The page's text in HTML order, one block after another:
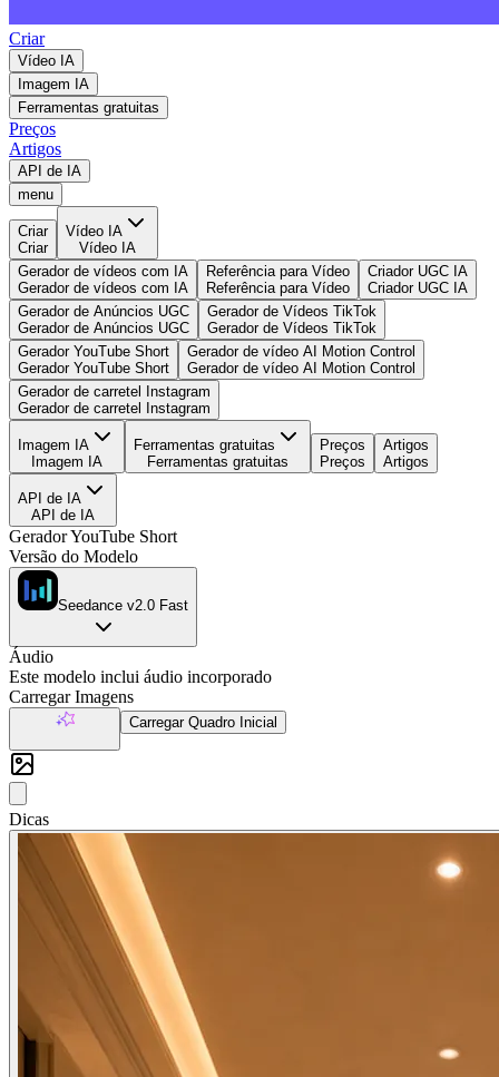
Criar
Vídeo IA
Imagem IA
Ferramentas gratuitas
Preços
Artigos
API de IA
menu
Criar
Criar
Vídeo IA
Vídeo IA
Gerador de vídeos com IA
Gerador de vídeos com IA
Referência para Vídeo
Referência para Vídeo
Criador UGC IA
Criador UGC IA
Gerador de Anúncios UGC
Gerador de Anúncios UGC
Gerador de Vídeos TikTok
Gerador de Vídeos TikTok
Gerador YouTube Short
Gerador YouTube Short
Gerador de vídeo AI Motion Control
Gerador de vídeo AI Motion Control
Gerador de carretel Instagram
Gerador de carretel Instagram
Imagem IA
Imagem IA
Ferramentas gratuitas
Ferramentas gratuitas
Preços
Preços
Artigos
Artigos
API de IA
API de IA
Gerador YouTube Short
Versão do Modelo
Seedance v2.0 Fast
Áudio
Este modelo inclui áudio incorporado
Carregar Imagens
Carregar Quadro Inicial
Dicas